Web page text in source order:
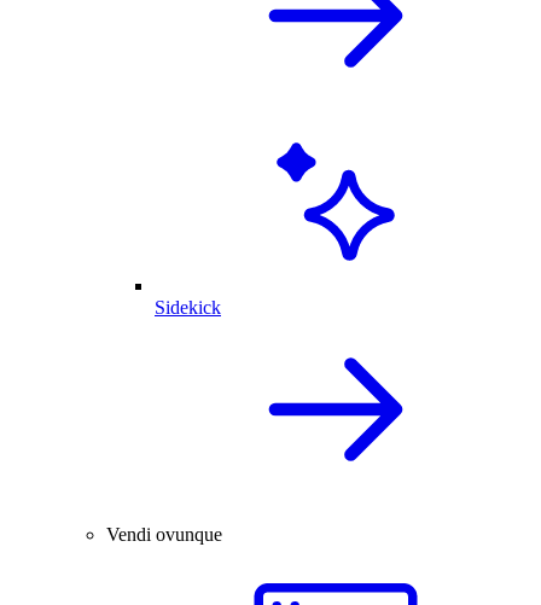
Sidekick
Vendi ovunque